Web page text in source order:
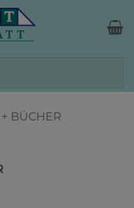
BÜCHER